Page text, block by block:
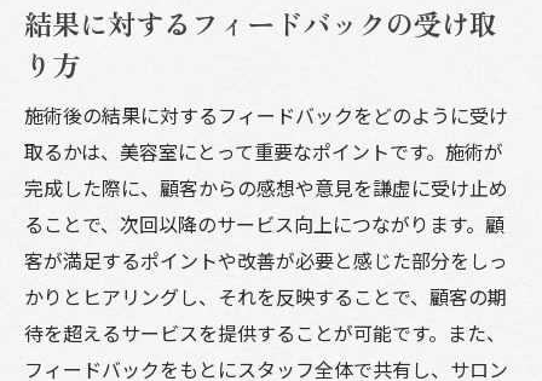
結果に対するフィードバックの受け取
り方
施術後の結果に対するフィードバックをどのように受け
取るかは、美容室にとって重要なポイントです。施術が
完成した際に、顧客からの感想や意見を謙虚に受け止め
ることで、次回以降のサービス向上につながります。顧
客が満足するポイントや改善が必要と感じた部分をしっ
かりとヒアリングし、それを反映することで、顧客の期
待を超えるサービスを提供することが可能です。また、
フィードバックをもとにスタッフ全体で共有し、サロン